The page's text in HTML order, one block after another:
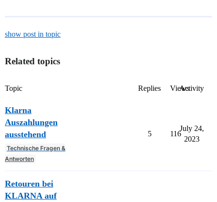
show post in topic
Related topics
Topic Replies ViewsActivity
Klarna
Auszahlungen
ausstehend
Technische Fragen &
Antworten
5 116
July 24,
2023
Retouren bei
KLARNA auf